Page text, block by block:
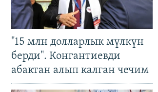
"15 млн долларлык мүлкүн
берди". Конгантиевди
абактан алып калган чечим